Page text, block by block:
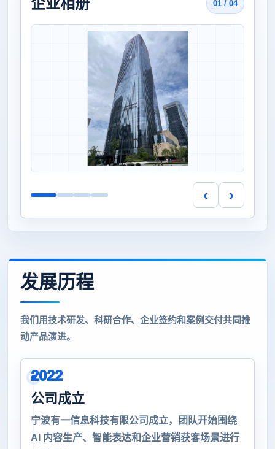
企业相册 01 / 04
‹ ›
发展历程
我们用技术研发、科研合作、企业签约和案例交付共同推
动产品演进。
2022
公司成立
宁波有一信息科技有限公司成立，团队开始围绕
AI 内容生产、智能表达和企业营销获客场景进行